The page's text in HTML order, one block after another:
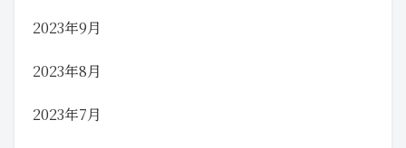
2023年9月
2023年8月
2023年7月